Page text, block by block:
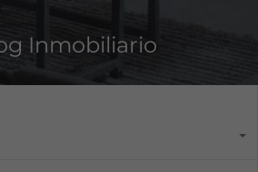
Inmobiliario